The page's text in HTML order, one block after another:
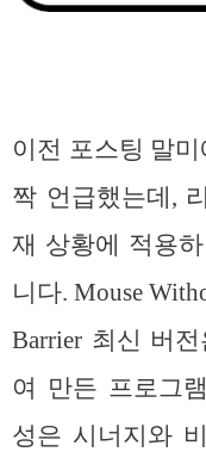
이전 포스팅 말
짝 언급했는데,
재 상황에 적용
니다. Mouse
Barrier 최신 버
여 만든 프로그
성은 시너지와